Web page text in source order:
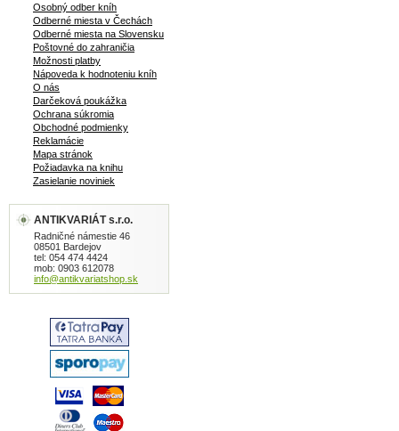
Osobný odber kníh
Odberné miesta v Čechách
Odberné miesta na Slovensku
Poštovné do zahraničia
Možnosti platby
Nápoveda k hodnoteniu kníh
O nás
Darčeková poukážka
Ochrana súkromia
Obchodné podmienky
Reklamácie
Mapa stránok
Požiadavka na knihu
Zasielanie noviniek
ANTIKVARIÁT s.r.o.
Radničné námestie 46
08501 Bardejov
tel: 054 474 4424
mob: 0903 612078
info@antikvariatshop.sk